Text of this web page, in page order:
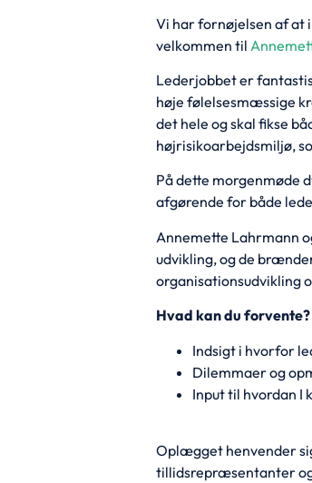
Vi har fornøjelsen af at
velkommen til
Lederjobbet er
høje følelsesmæssige
det hele og skal fikse
højrisikoarbejdsmiljø,
På dette morgenmøde
afgørende for både
Annemette Lahrmann
udvikling, og de
organisationsudvikling
Hvad kan du forvente?
Indsigt i hvorfor
Dilemmaer og
Input til hvordan I
Oplægget henvender
tillidsrepræsentanter